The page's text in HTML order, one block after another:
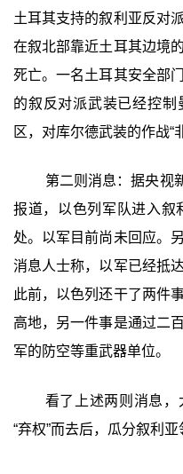
土耳其支持的叙利亚反对
在叙北部靠近土耳其边境
死亡。一名土耳其安全部
的叙反对派武装已经控
区，对库尔德武装的作战“
第二则消息：据央视
报道，以色列军队进入叙
处。以军目前尚未回应。
消息人士称，以军已经抵
此前，以色列还干了两件
高地，另一件事是通过二
军的防空等重武器单位。
看了上述两则消息
“弃权”而去后，瓜分叙利亚